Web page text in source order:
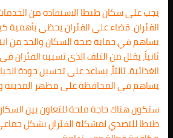
يجب على سكان طنطا الاستفادة من
الفئران. قضاء على الفئران يحظى بأهمية
يساهم في حماية صحة السكان والحد من
ثانياً، يقلل من التلف الذي تسببه الفئران
الغذائية. ثالثاً، يساعد على تحسين جودة
يساهم في المحافظة على مظهر المدينة
ستكون هناك حاجة ملحة للتعاون بين
طنطا للتصدي لمشكلة الفئران بشكل